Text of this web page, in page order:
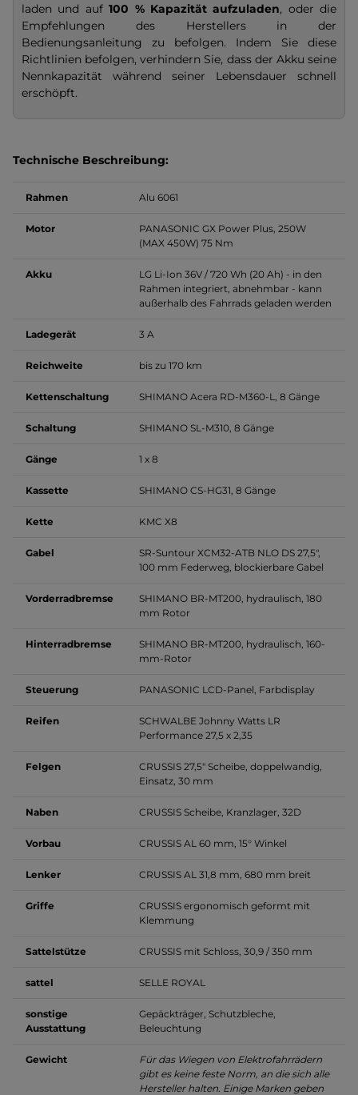
laden und auf100 % Kapazität aufzuladen, oder die
Empfehlungen des Herstellers in der
Bedienungsanleitung zu befolgen. Indem Sie diese
Richtlinien befolgen, verhindern Sie, dass der Akku seine
Nennkapazität während seiner Lebensdauer schnell
erschöpft.
Technische Beschreibung:
Rahmen Alu 6061
Motor
PANASONIC GX Power Plus, 250W
(MAX 450W) 75 Nm
Akku
LG Li-Ion 36V / 720 Wh (20 Ah) - in den
Rahmen integriert, abnehmbar - kann
außerhalb des Fahrrads geladen werden
Ladegerät 3 A
Reichweite bis zu 170 km
Kettenschaltung SHIMANO Acera RD-M360-L, 8 Gänge
Schaltung SHIMANO SL-M310, 8 Gänge
Gänge 1 x 8
Kassette SHIMANO CS-HG31, 8 Gänge
Kette KMC X8
Gabel
SR-Suntour XCM32-ATB NLO DS 27,5",
100 mm Federweg, blockierbare Gabel
Vorderradbremse
SHIMANO BR-MT200, hydraulisch, 180
mm Rotor
Hinterradbremse
SHIMANO BR-MT200, hydraulisch, 160-
mm-Rotor
Steuerung PANASONIC LCD-Panel, Farbdisplay
Reifen
SCHWALBE Johnny Watts LR
Performance 27,5 x 2,35
Felgen
CRUSSIS 27,5" Scheibe, doppelwandig,
Einsatz, 30 mm
Naben CRUSSIS Scheibe, Kranzlager, 32D
Vorbau CRUSSIS AL 60 mm, 15° Winkel
Lenker CRUSSIS AL 31,8 mm, 680 mm breit
Griffe
CRUSSIS ergonomisch geformt mit
Klemmung
Sattelstütze CRUSSIS mit Schloss, 30,9 / 350 mm
sattel SELLE ROYAL
sonstige
Ausstattung
Gepäckträger, Schutzbleche,
Beleuchtung
Gewicht
Für das Wiegen von Elektrofahrrädern
gibt es keine feste Norm, an die sich alle
Hersteller halten. Einige Marken geben